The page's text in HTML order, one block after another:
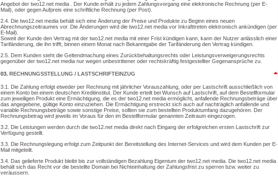
Angebot der two12.net media . Der Kunde erhält zu jedem Zahlungsvorgang eine elektronische Rechnung (per E-
Mail), oder gegen Aufpreis eine schriftliche Rechnung (per Post).
2.4. Die two12.net media behält sich eine Änderung der Preise und Produkte zu Beginn eines neuen
Abrechnungszeitraumes vor. Die Änderungen wird die two12.net media vor Inkrafttreten elektronisch ankündigen (per
E-Mail).
Soweit der Kunde den Vertrag mit der two12.net media mit einer Frist kündigen kann, kann der Nutzer anlässlich einer
Tarifänderung, die ihn trifft, binnen einem Monat nach Bekanntgabe der Tarifänderung den Vertrag kündigen.
2.5. Dem Kunden steht die Geltendmachung eines Zurückbehaltungsrechts oder Leistungsverweigerungsrechts
gegenüber der two12.net media nur wegen unbestrittener oder rechtskräftig festgestellter Gegenansprüche zu.
03. RECHNUNGSSTELLUNG / LASTSCHRIFTEINZUG
3.1. Die Zahlung erfolgt etweder per Rechnung mit jährlicher Vorauszahlung, oder per Lastschrift ausschließlich von
einem Konto bei einem deutschen Kreditinstitut. Der Kunde erteilt bei Wunsch auf Lastschrift, auf dem Bestellformular
zum jeweiligen Produkt eine Ermächtigung, die es der two12.net media ermöglicht, anfallende Rechnungsbeträge über
das angegebene, gültige Konto einzuziehen. Die Ermächtigung erstreckt sich auch auf nachträglich anfallende und
variable Rechnungsbeträge sowie sonstige Preise, sollten sie zum bestellten Produktumfang dazugehören. Der
Rechnungsbetrag wird jeweils im Voraus für den im Bestellformular genannten Zeitraum eingezogen.
3.2. Die Leistungen werden durch die two12.net media direkt nach Eingang der erfolgreichen ersten Lastschrift zur
Verfügung gestellt.
3.3. Die Rechnungslegung erfolgt zum Zeitpunkt der Bereitstellung des Internet-Services und wird dem Kunden per E-
Mail mitgeteilt.
3.4. Das gelieferte Produkt bleibt bis zur vollständigen Bezahlung Eigentum der two12.net media. Die two12.net media
behält sich das Recht vor die bestellte Domain bei Nichteinhaltung der Zahlungsfrist zu sperren bzw. weiter zu
veräussern.